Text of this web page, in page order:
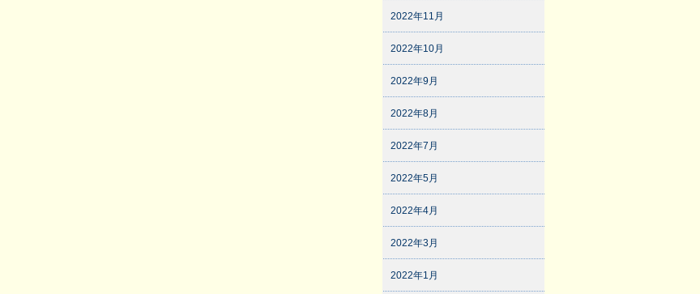
2022年11月
2022年10月
2022年9月
2022年8月
2022年7月
2022年5月
2022年4月
2022年3月
2022年1月